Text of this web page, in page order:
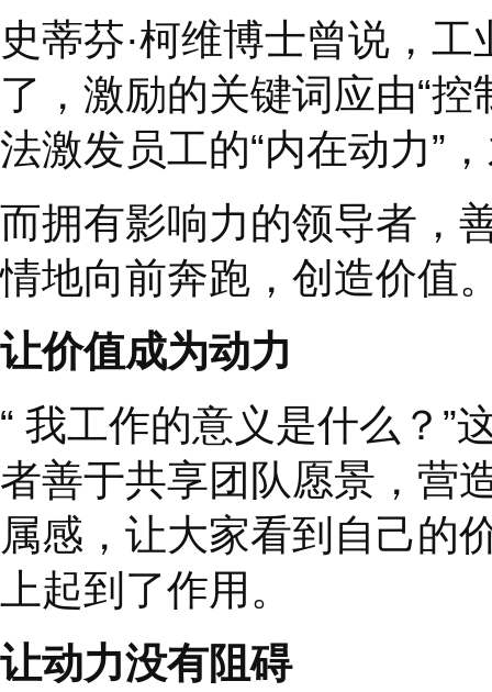
领导者的言行举止是
如果你对团队文化有
为好榜样。因为，你
的风向标。
给予信任更能激发信任
建立信任的另一个好
信任、支持、愿意帮
他取得更多成就，并
3 、和你共事更有动力